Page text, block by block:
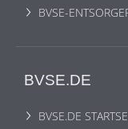
BVSE-
BVSE.DE
BVSE.DE